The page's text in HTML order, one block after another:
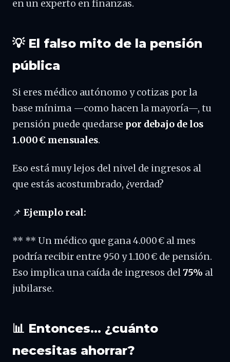
en un experto en finanzas.
💡 El falso mito de la pensión
pública
Si eres médico autónomo y cotizas por la
base mínima —como hacen la mayoría—, tu
pensión puede quedarse por debajo de los
1.000 € mensuales.
Eso está muy lejos del nivel de ingresos al
que estás acostumbrado, ¿verdad?
📌 Ejemplo real:
** ** Un médico que gana 4.000 € al mes
podría recibir entre 950 y 1.100 € de pensión.
Eso implica una caída de ingresos del75% al
jubilarse.
📊 Entonces… ¿cuánto
necesitas ahorrar?